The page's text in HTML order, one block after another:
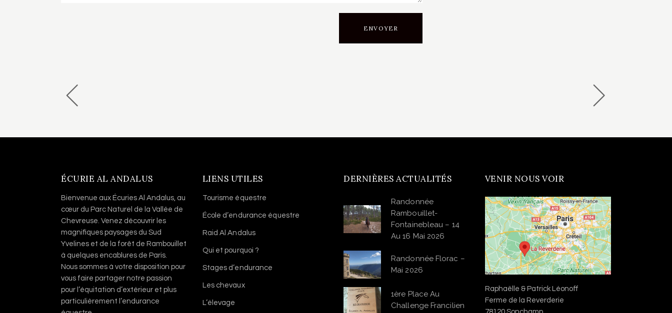
ÉCURIE AL ANDALUS
Bienvenue aux Écuries Al Andalus, au
cœur du Parc Naturel de la Vallée de
Chevreuse. Venez découvrir les
magnifiques paysages du Sud
Yvelines et de la forêt de Rambouillet
à quelques encablures de Paris.
Nous sommes à votre disposition pour
vous faire partager notre passion
pour l’équitation d’extérieur et plus
particulièrement l’endurance
LIENS UTILES
Tourisme équestre
École d’endurance équestre
Raid Al Andalus
Qui et pourquoi ?
Stages d’endurance
Les chevaux
L’élevage
DERNIÈRES ACTUALITÉS
Randonnée
Rambouillet-
Fontainebleau – 14
Au 16 Mai 2026
Randonnée Florac –
Mai 2026
1ère Place Au
Challenge Francilien
VENIR NOUS VOIR
Raphaëlle & Patrick Léonoff
Ferme de la Reverderie